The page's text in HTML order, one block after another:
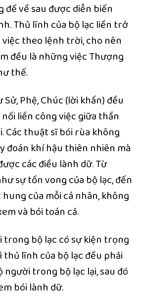
đế về sau được diễn biến
Thủ lĩnh của bộ lạc liền trở
theo lệnh trời, cho nên
đều là những việc Thượng
thế.
Phệ, Chúc (lời khấn) đều
liền công việc giữa thần
Các thuật sĩ bói rùa không
đoán khí hậu thiên nhiên mà
các điều lành dữ. Từ
sự tồn vong của bộ lạc, đến
của mỗi cá nhân, không
và bói toán cả.
trong bộ lạc có sự kiện trọng
thủ lĩnh của bộ lạc đều phải
trong bộ lạc lại, sau đó
bói lành dữ.